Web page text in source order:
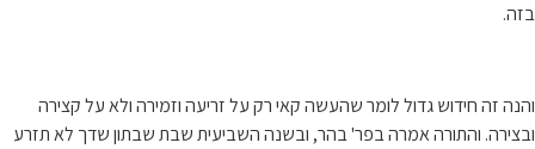
בזה.
והנה זה חידוש גדול לומר שהעשה קאי רק על זריעה וזמירה ולא על קצירה
ובצירה. והתורה אמרה בפר' בהר, ובשנה השביעית שבת שבתון שדך לא תזרע